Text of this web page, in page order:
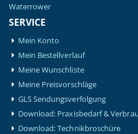
Waterrower
SERVICE
Mein Konto
Mein Bestellverlauf
Meine Wunschliste
Meine Preisvorschläge
GLS Sendungsverfolgung
Download: Praxisbedarf &
Download: Technikbroschüre